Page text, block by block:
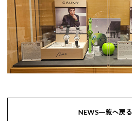
NEWS一覧へ戻る